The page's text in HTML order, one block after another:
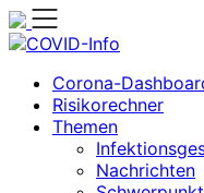
Zum
Inhalt
Corona-
Risikorechner
Themen
Nachrichten